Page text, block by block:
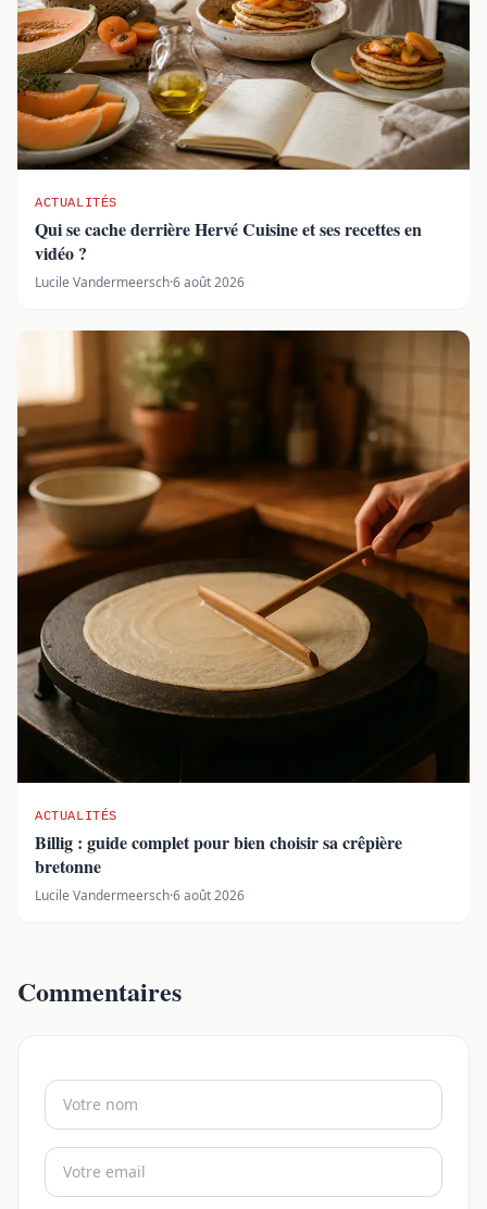
ACTUALITÉS
Qui se cache derrière Hervé Cuisine et ses recettes en
vidéo ?
Lucile Vandermeersch·6 août 2026
ACTUALITÉS
Billig : guide complet pour bien choisir sa crêpière
bretonne
Lucile Vandermeersch·6 août 2026
Commentaires